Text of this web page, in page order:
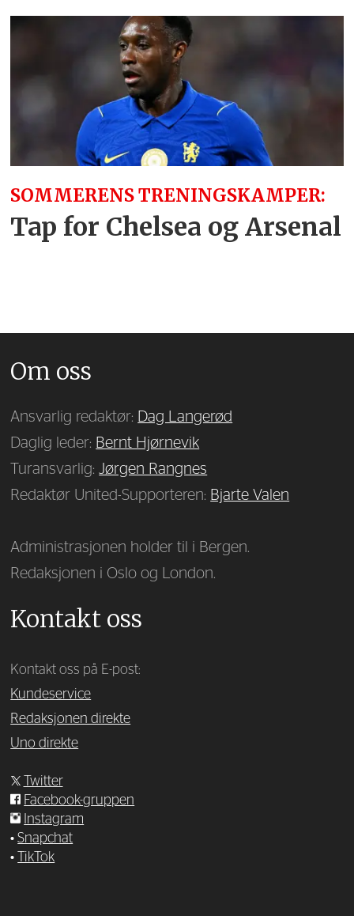
SOMMERENS TRENINGSKAMPER:
Tap for Chelsea og Arsenal
Om oss
Ansvarlig redaktør: Dag Langerød
Daglig leder: Bernt Hjørnevik
Turansvarlig:Jørgen Rangnes
Redaktør United-Supporteren: Bjarte Valen
Administrasjonen holder til i Bergen.
Redaksjonen i Oslo og London.
Kontakt oss
Kontakt oss på E-post:
Kundeservice
Redaksjonen direkte
Uno direkte
Twitter
Facebook-gruppen
Instagram
•Snapchat
•
TikTok